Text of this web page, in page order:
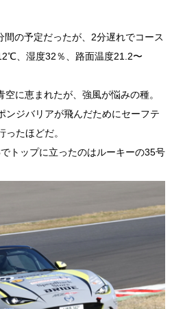
間の予定だったが、 2分遅れでコース
℃、湿度32％、路面温度21.2〜
空に恵まれたが、強風が悩みの種。
ンジバリアが飛んだためにセーフテ
ったほどだ。
でトップに立ったのはルーキーの35号